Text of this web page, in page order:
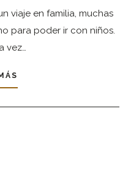
viaje en familia, muchas
para poder ir con niños.
vez…